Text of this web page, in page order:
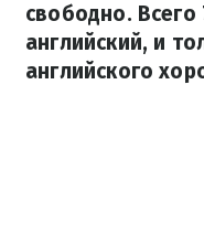
свободно.
английский, и
английского